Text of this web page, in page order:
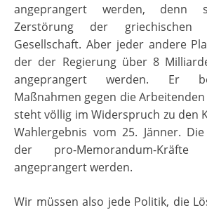
angeprangert werden,
Zerstörung der griechischen
Gesellschaft. Aber jeder andere
der der Regierung über 8
angeprangert werden. Er
Maßnahmen gegen die
steht völlig im Widerspruch zu den
Wahlergebnis vom 25. Jänner.
der pro-Memorandum-
angeprangert werden.
Wir müssen also jede Politik, die